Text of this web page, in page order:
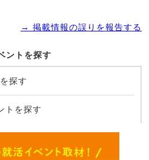
→ 掲載情報の誤りを報告する
ントを探す
探す
トを探す